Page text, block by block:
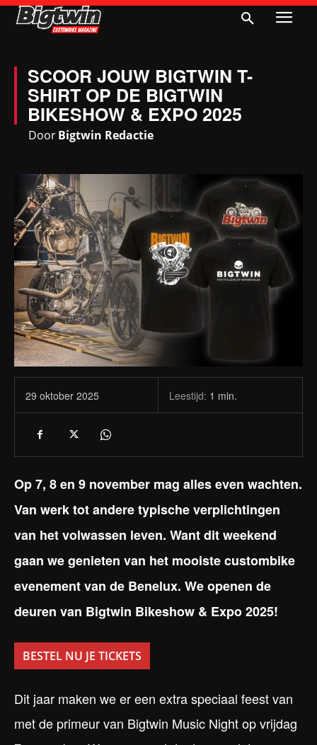
SCOOR JOUW BIGTWIN T-
SHIRT OP DE BIGTWIN
BIKESHOW & EXPO 2025
DoorBigtwin Redactie
29 oktober 2025 Leestijd: 1 min.
Op 7, 8 en 9 november mag alles even wachten.
Van werk tot andere typische verplichtingen
van het volwassen leven. Want dit weekend
gaan we genieten van het mooiste custombike
evenement van de Benelux. We openen de
deuren van Bigtwin Bikeshow & Expo 2025!
BESTEL NU JE TICKETS
Dit jaar maken we er een extra speciaal feest van
met de primeur van Bigtwin Music Night op vrijdag